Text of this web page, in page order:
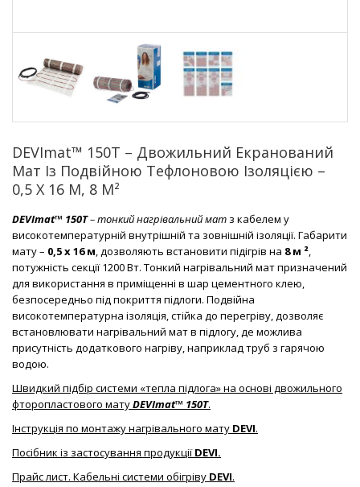
DEVImat™ 150T – Двожильний Екранований
Мат Із Подвійною Тефлоновою Ізоляцією –
0,5 X 16 М, 8 М²
DEVImat™ 150T– тонкий нагрівальний мат з кабелем у
високотемпературній внутрішній та зовнішній ізоляції. Габарити
мату – 0,5 х 16 м, дозволяють встановити підігрів на 8 м ²,
потужність секції 1200 Вт. Тонкий нагрівальний мат призначений
для використання в приміщенні в шар цементного клею,
безпосередньо під покриття підлоги. Подвійна
високотемпературна ізоляція, стійка до перегріву, дозволяє
встановлювати нагрівальний мат в підлогу, де можлива
присутність додаткового нагріву, наприклад труб з гарячою
водою.
Швидкий підбір системи «тепла підлога» на основі двожильного
фторопластового матуDEVImat™ 150T.
Інструкція по монтажу нагрівального мату DEVI.
Посібник із застосування продукціїDEVI.
Прайс лист. Кабельні системи обігріву DEVI.